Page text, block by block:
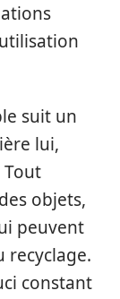
suit un
lui,
Tout
objets,
peuvent
recyclage.
constant